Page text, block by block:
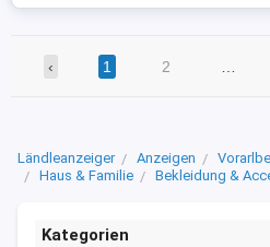
‹ 1 2
Ländleanzeiger Anzeigen
Haus & Familie
Bekleidung &
Kategorien